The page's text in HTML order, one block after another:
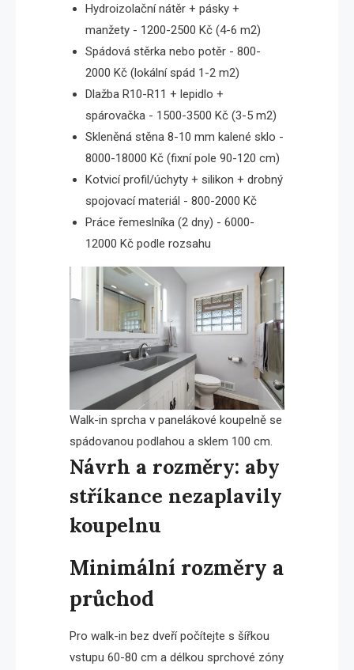
Hydroizolační nátěr + pásky +
manžety - 1200-2500 Kč (4-6 m2)
Spádová stěrka nebo potěr - 800-
2000 Kč (lokální spád 1-2 m2)
Dlažba R10-R11 + lepidlo +
spárovačka - 1500-3500 Kč (3-5 m2)
Skleněná stěna 8-10 mm kalené sklo -
8000-18000 Kč (fixní pole 90-120 cm)
Kotvicí profil/úchyty + silikon + drobný
spojovací materiál - 800-2000 Kč
Práce řemeslníka (2 dny) - 6000-
12000 Kč podle rozsahu
Walk-in sprcha v panelákové koupelně se
spádovanou podlahou a sklem 100 cm.
Návrh a rozměry: aby
stříkance nezaplavily
koupelnu
Minimální rozměry a
průchod
Pro walk-in bez dveří počítejte s šířkou
vstupu 60-80 cm a délkou sprchové zóny